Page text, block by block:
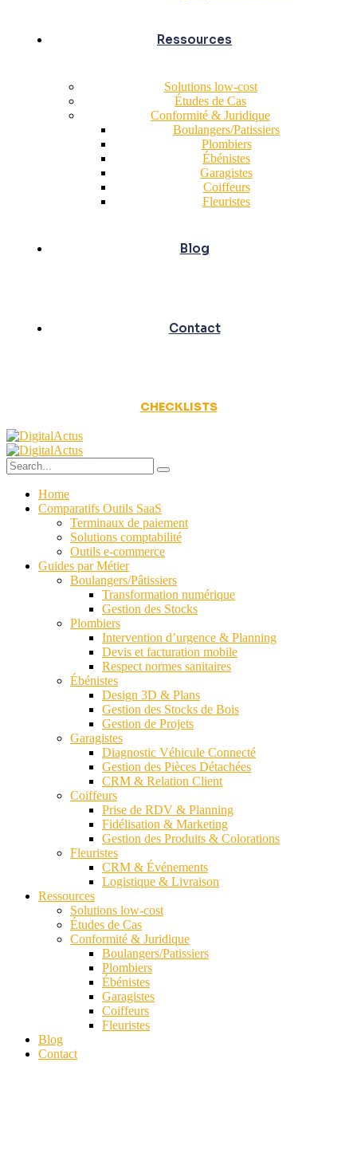
Ressources
Solutions low-cost
Études de Cas
Conformité & Juridique
Boulangers/Patissiers
Plombiers
Ébénistes
Garagistes
Coiffeurs
Fleuristes
Blog
Contact
CHECKLISTS
Home
Comparatifs Outils SaaS
Terminaux de paiement
Solutions comptabilité
Outils e-commerce
Guides par Métier
Boulangers/Pâtissiers
Transformation numérique
Gestion des Stocks
Plombiers
Intervention d’urgence & Planning
Devis et facturation mobile
Respect normes sanitaires
Ébénistes
Design 3D & Plans
Gestion des Stocks de Bois
Gestion de Projets
Garagistes
Diagnostic Véhicule Connecté
Gestion des Pièces Détachées
CRM & Relation Client
Coiffeurs
Prise de RDV & Planning
Fidélisation & Marketing
Gestion des Produits & Colorations
Fleuristes
CRM & Événements
Logistique & Livraison
Ressources
Solutions low-cost
Études de Cas
Conformité & Juridique
Boulangers/Patissiers
Plombiers
Ébénistes
Garagistes
Coiffeurs
Fleuristes
Blog
Contact